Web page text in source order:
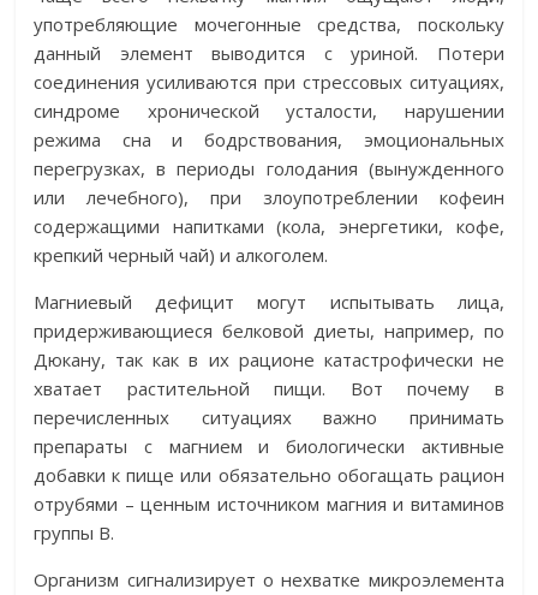
употребляющие мочегонные средства, поскольку
данный элемент выводится с уриной. Потери
соединения усиливаются при стрессовых ситуациях,
синдроме хронической усталости, нарушении
режима сна и бодрствования, эмоциональных
перегрузках, в периоды голодания (вынужденного
или лечебного), при злоупотреблении кофеин
содержащими напитками (кола, энергетики, кофе,
крепкий черный чай) и алкоголем.
Магниевый дефицит могут испытывать лица,
придерживающиеся белковой диеты, например, по
Дюкану, так как в их рационе катастрофически не
хватает растительной пищи. Вот почему в
перечисленных ситуациях важно принимать
препараты с магнием и биологически активные
добавки к пище или обязательно обогащать рацион
отрубями – ценным источником магния и витаминов
группы В.
Организм сигнализирует о нехватке микроэлемента